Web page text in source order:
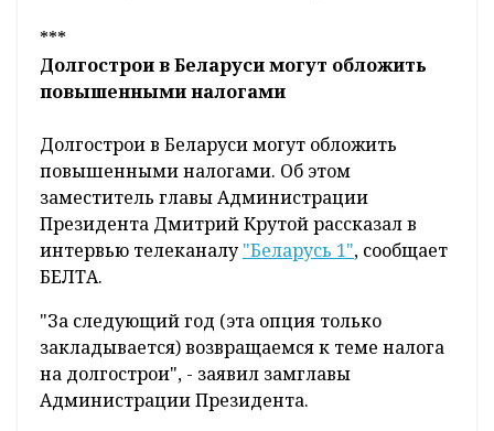
***
Долгострои в Беларуси могут обложить
повышенными налогами
Долгострои в Беларуси могут обложить
повышенными налогами. Об этом
заместитель главы Администрации
Президента Дмитрий Крутой рассказал в
интервью телеканалу"Беларусь 1", сообщает
БЕЛТА.
"За следующий год (эта опция только
закладывается) возвращаемся к теме налога
на долгострои", - заявил замглавы
Администрации Президента.